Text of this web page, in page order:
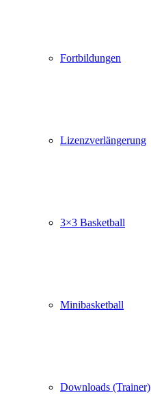
Fortbildungen
Lizenzverlängerung
3×3 Basketball
Minibasketball
Downloads (Trainer)